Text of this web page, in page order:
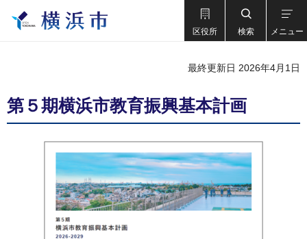
区役所 検索 メニュー
最終更新日 2026年4月1日
第５期横浜市教育振興基本計画